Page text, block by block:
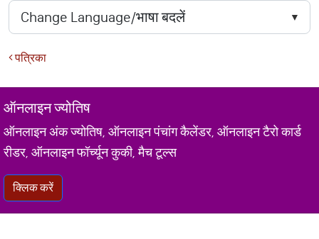
पत्रिका
ऑनलाइन ज्योतिष
ऑनलाइन अंक ज्योतिष, ऑनलाइन पंचांग कैलेंडर, ऑनलाइन टैरो कार्ड
रीडर, ऑनलाइन फॉर्च्यून कुकी, मैच टूल्स
क्लिक करें